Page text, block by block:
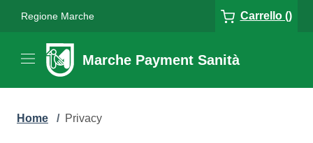
Regione Marche Carrello ()
Marche Payment Sanità
Home / Privacy